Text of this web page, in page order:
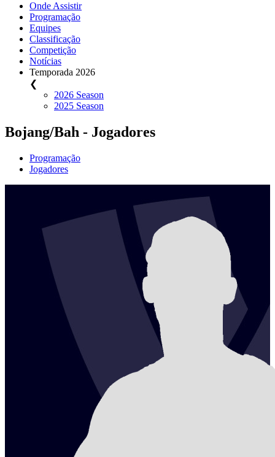
Onde Assistir
Programação
Equipes
Classificação
Competição
Notícias
Temporada 2026
❮
2026 Season
2025 Season
Bojang/Bah - Jogadores
Programação
Jogadores